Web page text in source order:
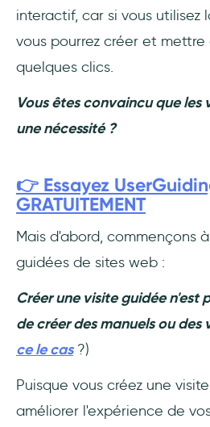
interactif, car si vous utilisez
vous pourrez créer et
quelques clics.
Vous êtes convaincu que les
une nécessité ?
👉 Essayez
GRATUITEMENT
Mais d'abord, commençons
guidées de sites web :
Créer une visite guidée n'est
de créer des manuels ou des
ce le cas?)
Puisque vous créez une
améliorer l'expérience de